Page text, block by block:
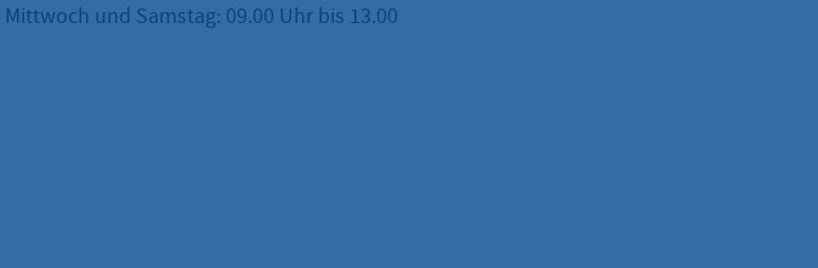
Mittwoch und Samstag: 09.00 Uhr bis 13.00